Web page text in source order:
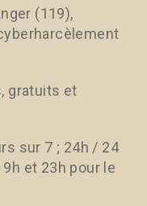
(119),
gratuits et
sur 7 ; 24h / 24
et 23h pour le